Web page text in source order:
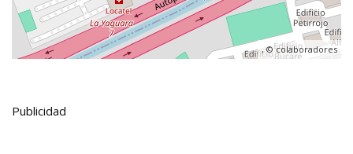
, ©colaboradores
Publicidad